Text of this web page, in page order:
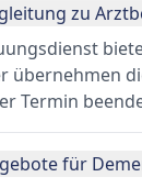
zu
übernehmen
Termin
für